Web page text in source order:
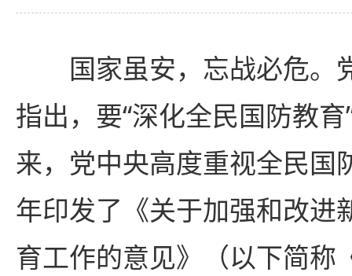
国家虽安，忘战必危。
指出，要“深化全民国防教
来，党中央高度重视全民国
年印发了《关于加强和改进
育工作的意见》（以下简称